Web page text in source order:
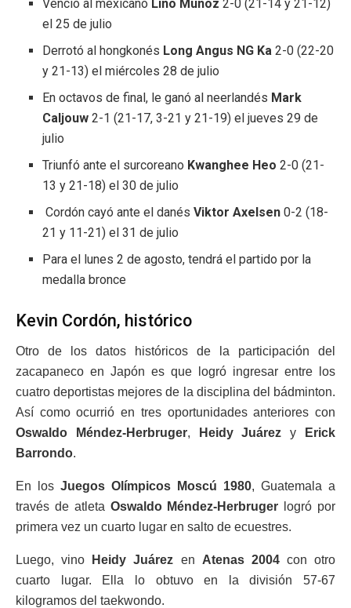
Venció al mexicano Lino Muñoz 2-0 (21-14 y 21-12)
el 25 de julio
Derrotó al hongkonés Long Angus NG Ka 2-0 (22-20
y 21-13) el miércoles 28 de julio
En octavos de final, le ganó al neerlandés Mark
Caljouw2-1 (21-17, 3-21 y 21-19) el jueves 29 de
julio
Triunfó ante el surcoreano Kwanghee Heo2-0 (21-
13 y 21-18) el 30 de julio
Cordón cayó ante el danésViktor Axelsen 0-2 (18-
21 y 11-21) el 31 de julio
Para el lunes 2 de agosto, tendrá el partido por la
medalla bronce
Kevin Cordón, histórico
Otro de los datos históricos de la participación del
zacapaneco en Japón es que logró ingresar entre los
cuatro deportistas mejores de la disciplina del bádminton.
Así como ocurrió en tres oportunidades anteriores con
Oswaldo Méndez-Herbruger, Heidy Juárez y
Erick
Barrondo.
En los Juegos Olímpicos Moscú 1980, Guatemala a
través de atleta Oswaldo Méndez-Herbruger logró por
primera vez un cuarto lugar en salto de ecuestres.
Luego, vino Heidy Juárez en Atenas 2004con otro
cuarto lugar. Ella lo obtuvo en la división 57-67
kilogramos del taekwondo.